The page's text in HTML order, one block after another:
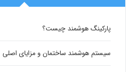
پارکینگ هوشمند چیست؟
سیستم هوشمند ساختمان و مزایای اصلی